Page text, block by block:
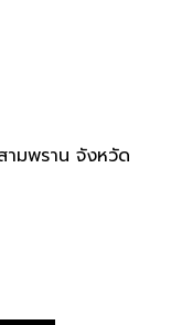
มพราน จังหวัด